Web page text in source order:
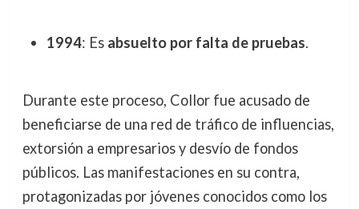
1994: Es absuelto por falta de pruebas.
Durante este proceso, Collor fue acusado de
beneficiarse de una red de tráfico de influencias,
extorsión a empresarios y desvío de fondos
públicos. Las manifestaciones en su contra,
protagonizadas por jóvenes conocidos como los